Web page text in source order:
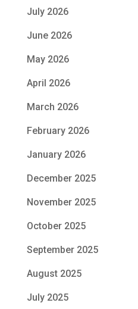
July 2026
June 2026
May 2026
April 2026
March 2026
February 2026
January 2026
December 2025
November 2025
October 2025
September 2025
August 2025
July 2025